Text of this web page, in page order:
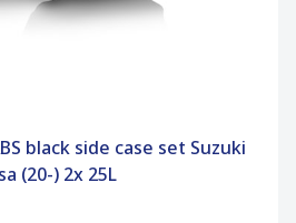
black side case set Suzuki
(20-) 2x 25L